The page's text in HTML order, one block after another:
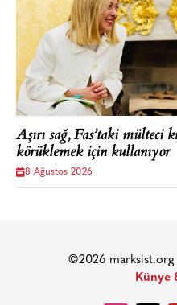
Aşırı sağ, Fas’taki mülteci
körüklemek için kullanıyor
8 Ağustos 2026
©2026 marksist.org
Künye